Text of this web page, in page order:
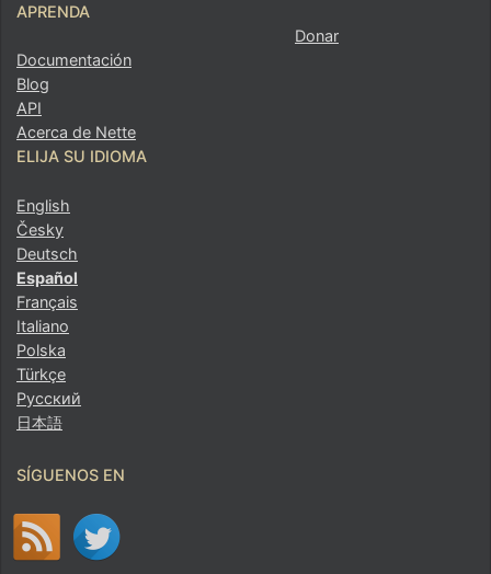
APRENDA
Documentación
Blog
API
Acerca de Nette
Donar
ELIJA SU IDIOMA
English
Česky
Deutsch
Español
Français
Italiano
Polska
Türkçe
Русский
日本語
SÍGUENOS EN